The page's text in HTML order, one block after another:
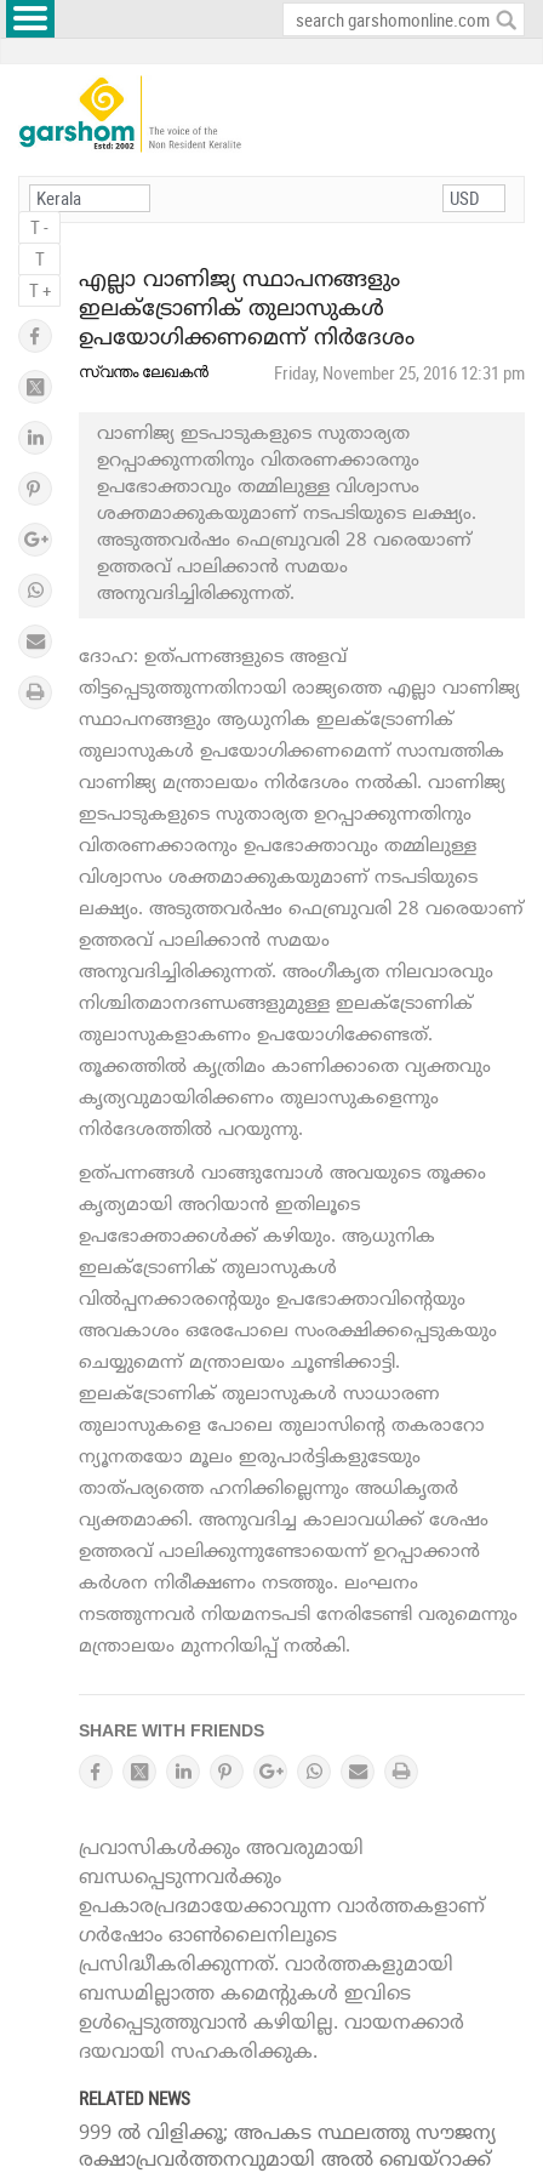
T -
T
T +
എല്ലാ വാണിജ്യ സ്ഥാപനങ്ങളും
ഇലക്ട്രോണിക് തുലാസുകള്‍
ഉപയോഗിക്കണമെന്ന് നിര്‍ദേശം
സ്വന്തം ലേഖകന്‍ Friday, November 25, 2016 12:31 pm
വാണിജ്യ ഇടപാടുകളുടെ സുതാര്യത
ഉറപ്പാക്കുന്നതിനും വിതരണക്കാരനും
ഉപഭോക്താവും തമ്മിലുള്ള വിശ്വാസം
ശക്തമാക്കുകയുമാണ് നടപടിയുടെ ലക്ഷ്യം.
അടുത്തവര്‍ഷം ഫെബ്രുവരി 28 വരെയാണ്
ഉത്തരവ് പാലിക്കാന്‍ സമയം
അനുവദിച്ചിരിക്കുന്നത്.
ദോഹ: ഉത്പന്നങ്ങളുടെ അളവ്
തിട്ടപ്പെടുത്തുന്നതിനായി രാജ്യത്തെ എല്ലാ വാണിജ്യ
സ്ഥാപനങ്ങളും ആധുനിക ഇലക്ട്രോണിക്
തുലാസുകള്‍ ഉപയോഗിക്കണമെന്ന് സാമ്പത്തിക
വാണിജ്യ മന്ത്രാലയം നിര്‍ദേശം നല്‍കി. വാണിജ്യ
ഇടപാടുകളുടെ സുതാര്യത ഉറപ്പാക്കുന്നതിനും
വിതരണക്കാരനും ഉപഭോക്താവും തമ്മിലുള്ള
വിശ്വാസം ശക്തമാക്കുകയുമാണ് നടപടിയുടെ
ലക്ഷ്യം. അടുത്തവര്‍ഷം ഫെബ്രുവരി 28 വരെയാണ്
ഉത്തരവ് പാലിക്കാന്‍ സമയം
അനുവദിച്ചിരിക്കുന്നത്. അംഗീകൃത നിലവാരവും
നിശ്ചിതമാനദണ്ഡങ്ങളുമുള്ള ഇലക്ട്രോണിക്
തുലാസുകളാകണം ഉപയോഗിക്കേണ്ടത്.
തൂക്കത്തില്‍ കൃത്രിമം കാണിക്കാതെ വ്യക്തവും
കൃത്യവുമായിരിക്കണം തുലാസുകളെന്നും
നിര്‍ദേശത്തില്‍ പറയുന്നു.
ഉത്പന്നങ്ങള്‍ വാങ്ങുമ്പോള്‍ അവയുടെ തൂക്കം
കൃത്യമായി അറിയാന്‍ ഇതിലൂടെ
ഉപഭോക്താക്കള്‍ക്ക് കഴിയും. ആധുനിക
ഇലക്ട്രോണിക് തുലാസുകള്‍
വില്‍പ്പനക്കാരന്റെയും ഉപഭോക്താവിന്റെയും
അവകാശം ഒരേപോലെ സംരക്ഷിക്കപ്പെടുകയും
ചെയ്യുമെന്ന് മന്ത്രാലയം ചൂണ്ടിക്കാട്ടി.
ഇലക്ട്രോണിക് തുലാസുകള്‍ സാധാരണ
തുലാസുകളെ പോലെ തുലാസിന്റെ തകരാറോ
ന്യൂനതയോ മൂലം ഇരുപാര്‍ട്ടികളുടേയും
താത്പര്യത്തെ ഹനിക്കില്ലെന്നും അധികൃതര്‍
വ്യക്തമാക്കി. അനുവദിച്ച കാലാവധിക്ക് ശേഷം
ഉത്തരവ് പാലിക്കുന്നുണ്ടോയെന്ന് ഉറപ്പാക്കാന്‍
കര്‍ശന നിരീക്ഷണം നടത്തും. ലംഘനം
നടത്തുന്നവര്‍ നിയമനടപടി നേരിടേണ്ടി വരുമെന്നും
മന്ത്രാലയം മുന്നറിയിപ്പ് നല്‍കി.
SHARE WITH FRIENDS
പ്രവാസികൾക്കും അവരുമായി
ബന്ധപ്പെടുന്നവർക്കും
ഉപകാരപ്രദമായേക്കാവുന്ന വാർത്തകളാണ്
ഗർഷോം ഓൺലൈനിലൂടെ
പ്രസിദ്ധീകരിക്കുന്നത്. വാർത്തകളുമായി
ബന്ധമില്ലാത്ത കമെന്റുകൾ ഇവിടെ
ഉൾപ്പെടുത്തുവാൻ കഴിയില്ല. വായനക്കാർ
ദയവായി സഹകരിക്കുക.
RELATED NEWS
999 ൽ വിളിക്കൂ; അപകട സ്ഥലത്തു സൗജന്യ
രക്ഷാപ്രവർത്തനവുമായി അല്‍ ബെയ്‌റാക്ക്